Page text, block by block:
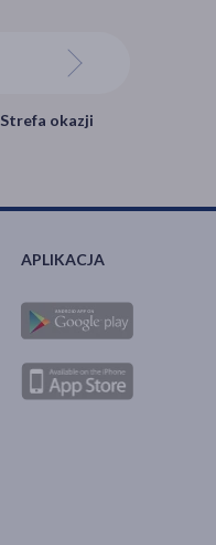
Strefa okazji
APLIKACJA